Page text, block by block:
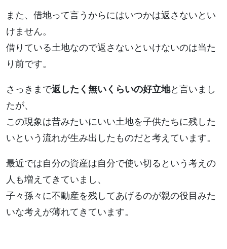
また、借地って言うからにはいつかは返さないとい
けません。
借りている土地なので返さないといけないのは当た
り前です。
さっきまで返したく無いくらいの好立地と言いまし
たが、
この現象は昔みたいにいい土地を子供たちに残した
いという流れが生み出したものだと考えています。
最近では自分の資産は自分で使い切るという考えの
人も増えてきていまし、
子々孫々に不動産を残してあげるのが親の役目みた
いな考えが薄れてきています。